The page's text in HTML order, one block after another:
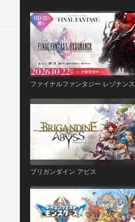
ファイナルファンタジー レゾナンス
ブリガンダイン アビス